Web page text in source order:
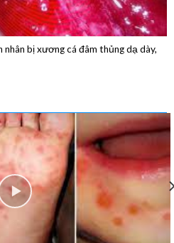
chức năng: “Phục hồi tận